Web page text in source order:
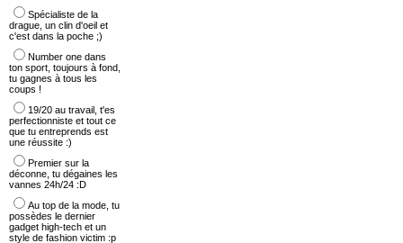
Spécialiste de la
drague, un clin d'oeil et
c'est dans la poche ;)
Number one dans
ton sport, toujours à fond,
tu gagnes à tous les
coups !
19/20 au travail, t'es
perfectionniste et tout ce
que tu entreprends est
une réussite :)
Premier sur la
déconne, tu dégaines les
vannes 24h/24 :D
Au top de la mode, tu
possèdes le dernier
gadget high-tech et un
style de fashion victim :p